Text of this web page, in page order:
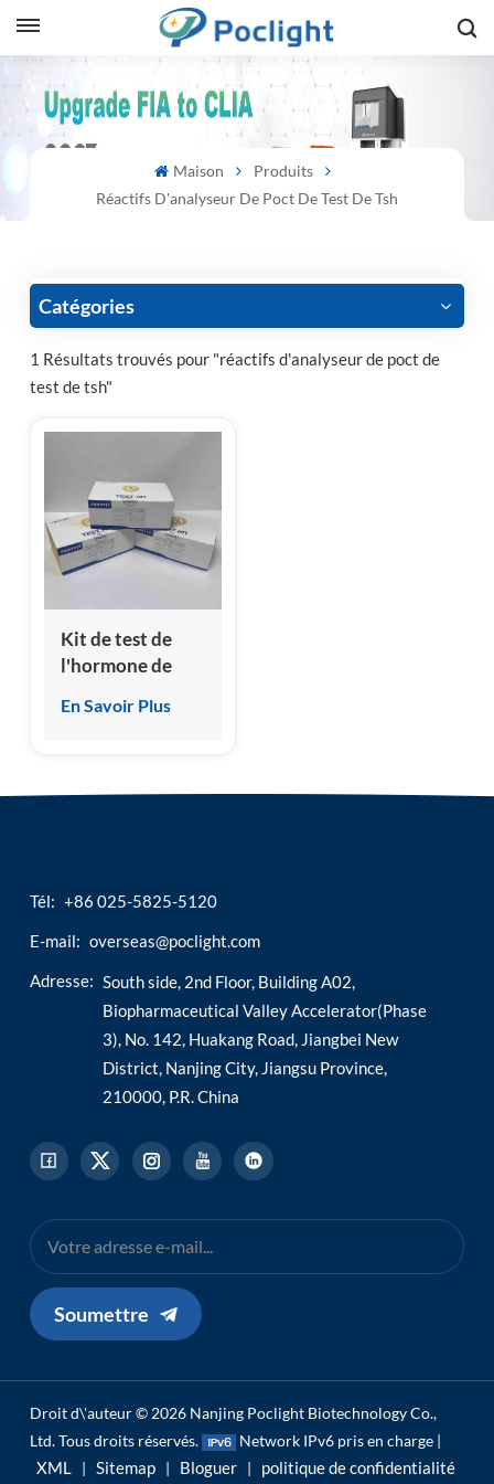
Maison
Produits
Réactifs D'analyseur De Poct De Test De Tsh
Catégories
1 Résultats trouvés pour "réactifs d'analyseur de poct de
test de tsh"
Kit de test de
l'hormone de
thyroïde canine
par
En Savoir Plus
Tél: +86 025-5825-5120
E-mail: overseas@poclight.com
Adresse: South side, 2nd Floor, Building A02,
Biopharmaceutical Valley Accelerator(Phase
3), No. 142, Huakang Road, Jiangbei New
District, Nanjing City, Jiangsu Province,
210000, P.R. China
Soumettre
Droit d\'auteur © 2026 Nanjing Poclight Biotechnology Co.,
Ltd. Tous droits réservés.
Network IPv6 pris en charge |
XML | Sitemap | Bloguer | politique de confidentialité